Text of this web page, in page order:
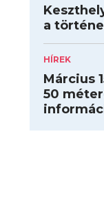
a
HÍREK
Március
50